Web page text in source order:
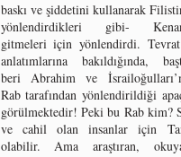
baskı ve şiddetini kullanarak
yönlendirdikleri gibi-
gitmeleri için yönlendirdi.
anlatımlarına bakıldığında,
beri Abrahim ve
Rab tarafından yönlendirildiği
görülmektedir! Peki bu Rab kim?
ve cahil olan insanlar için
olabilir. Ama araştıran,